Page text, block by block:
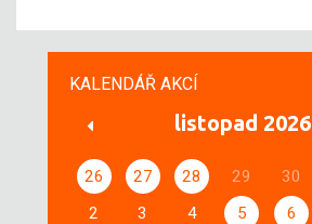
KALENDÁŘ AKCÍ
listopad 2026
26 27 28 29 30
2
3 4 5 6